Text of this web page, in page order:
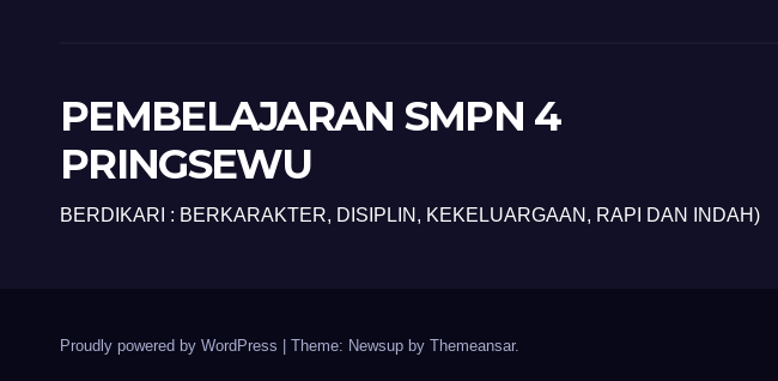
PEMBELAJARAN SMPN 4
PRINGSEWU
BERDIKARI : BERKARAKTER, DISIPLIN, KEKELUARGAAN, RAPI DAN INDAH)
Proudly powered by WordPress Theme: Newsup by Themeansar.